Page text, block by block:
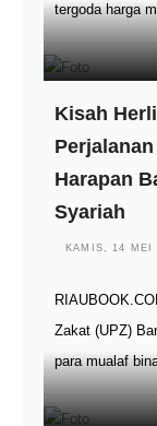
tergoda harga
Kisah
Harapan
Syariah
KAMIS, 14 MEI
Zakat (UPZ)
para mualaf